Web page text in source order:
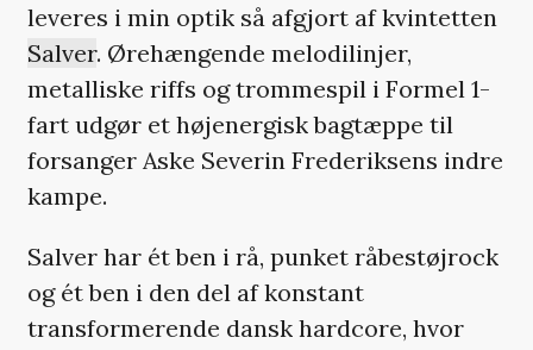
leveres i min optik så afgjort af kvintetten
Salver. Ørehængende melodilinjer,
metalliske riffs og trommespil i Formel 1-
fart udgør et højenergisk bagtæppe til
forsanger Aske Severin Frederiksens indre
kampe.
Salver har ét ben i rå, punket råbestøjrock
og ét ben i den del af konstant
transformerende dansk hardcore, hvor